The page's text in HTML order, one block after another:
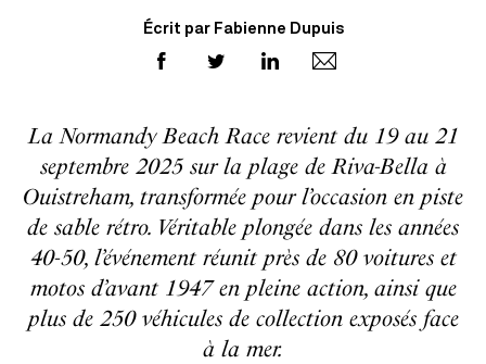
Écrit par Fabienne Dupuis
La Normandy Beach Race revient du 19 au 21
septembre 2025 sur la plage de Riva-Bella à
Ouistreham, transformée pour l’occasion en piste
de sable rétro. Véritable plongée dans les années
40-50, l’événement réunit près de 80 voitures et
motos d’avant 1947 en pleine action, ainsi que
plus de 250 véhicules de collection exposés face
à la mer.